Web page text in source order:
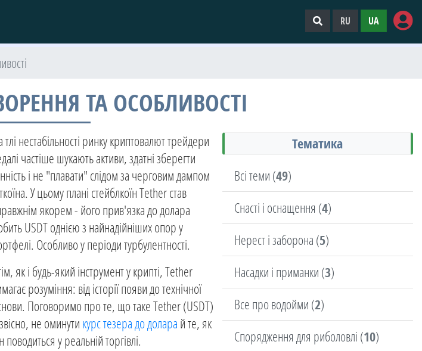
RU UA
ТА ОСОБЛИВОСТІ
тлі нестабільності ринку криптовалют трейдери
частіше шукають активи, здатні зберегти
і не "плавати" слідом за черговим дампом
У цьому плані стейблкоїн Tether став
якорем - його прив'язка до долара
USDT однією з найнадійніших опор у
Особливо у періоди турбулентності.
як і будь-який інструмент у крипті, Tether
розуміння: від історії появи до технічної
Поговоримо про те, що таке Tether (USDT)
не оминутикурс тезера до доларай те, як
поводиться у реальній торгівлі.
Тематика
Всі теми (49)
Снасті і оснащення (4)
Нерест і заборона (5)
Насадки і приманки (3)
Все про водойми (2)
Спорядження для риболовлі (10)